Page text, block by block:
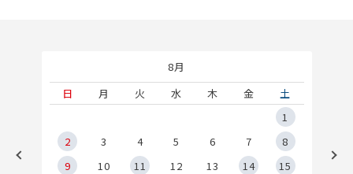
8月
日
月 火 水 木 金
土
1
2
3 4 5 6 7
8
9
10 11 12 13 14
15